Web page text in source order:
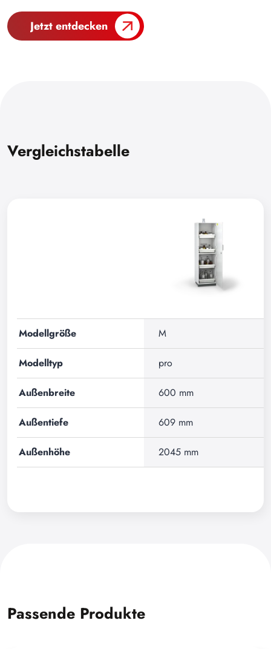
Jetzt entdecken
Vergleichstabelle
Modellgröße M
Modelltyp pro
Außenbreite 600 mm
Außentiefe 609 mm
Außenhöhe 2045 mm
Passende Produkte